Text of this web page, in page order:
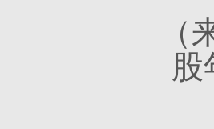
源：《
股